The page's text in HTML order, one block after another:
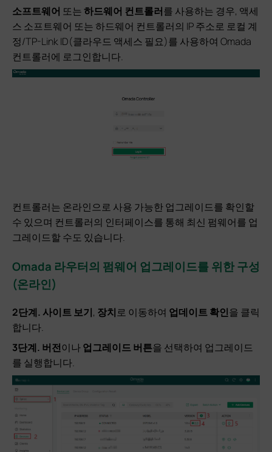
소프트웨어 또는하드웨어 컨트롤러를 사용하는 경우, 액세
스 소프트웨어 또는 하드웨어 컨트롤러의 IP 주소로 로컬 계
정/TP-Link ID(클라우드 액세스 필요)를 사용하여 Omada
컨트롤러에 로그인합니다.
컨트롤러는 온라인으로 사용 가능한 업그레이드를 확인할
수 있으며 컨트롤러의 인터페이스를 통해 최신 펌웨어를 업
그레이드할 수도 있습니다.
Omada 라우터의 펌웨어 업그레이드를 위한 구성
(온라인)
2단계. 사이트 보기, 장치로 이동하여 업데이트 확인을 클릭
합니다.
3단계. 버전이나업그레이드 버튼을 선택하여 업그레이드
를 실행합니다.